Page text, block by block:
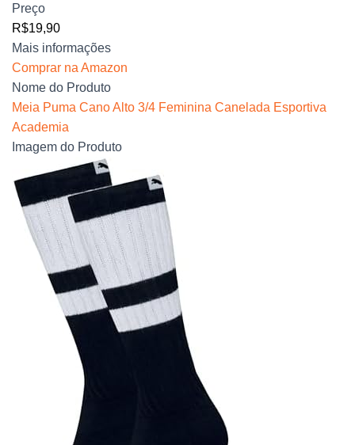
Preço
R$19,90
Mais informações
Comprar na Amazon
Nome do Produto
Meia Puma Cano Alto 3/4 Feminina Canelada Esportiva
Academia
Imagem do Produto